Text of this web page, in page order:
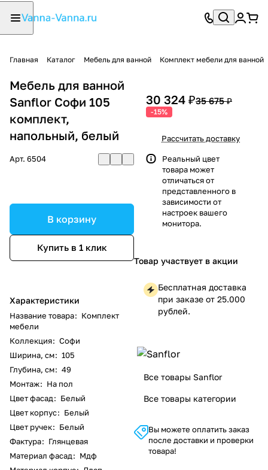
Главная Каталог Мебель для ванной Комплект мебели для ванной
Мебель для ванной
Sanflor Софи 105
комплект,
напольный, белый
Арт. 6504
В корзину
Купить в 1 клик
Характеристики
Название товара: Комплект
мебели
Коллекция: Софи
Ширина, см: 105
Глубина, см: 49
Монтаж: На пол
Цвет фасад: Белый
Цвет корпус: Белый
Цвет ручек: Белый
Фактура: Глянцевая
Материал фасад: Мдф
30 324 ₽35 675 ₽
-15%
Рассчитать доставку
Реальный цвет
товара может
отличаться от
представленного в
зависимости от
настроек вашего
монитора.
Товар участвует в акции
Бесплатная доставка
при заказе от 25.000
рублей.
Все товары Sanflor
Все товары категории
Вы можете оплатить заказ
после доставки и проверки
товара!